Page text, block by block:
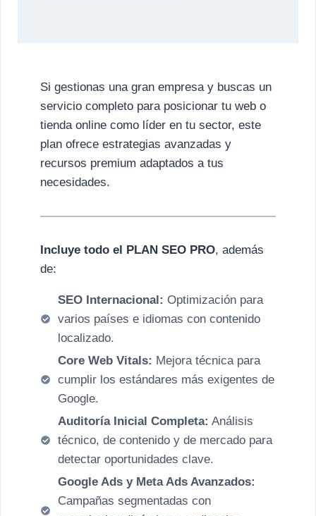
Si gestionas una gran empresa y buscas un
servicio completo para posicionar tu web o
tienda online como líder en tu sector, este
plan ofrece estrategias avanzadas y
recursos premium adaptados a tus
necesidades.
Incluye todo el PLAN SEO PRO, además
de:
SEO Internacional: Optimización para
varios países e idiomas con contenido
localizado.
Core Web Vitals: Mejora técnica para
cumplir los estándares más exigentes de
Google.
Auditoría Inicial Completa: Análisis
técnico, de contenido y de mercado para
detectar oportunidades clave.
Google Ads y Meta Ads Avanzados:
Campañas segmentadas con